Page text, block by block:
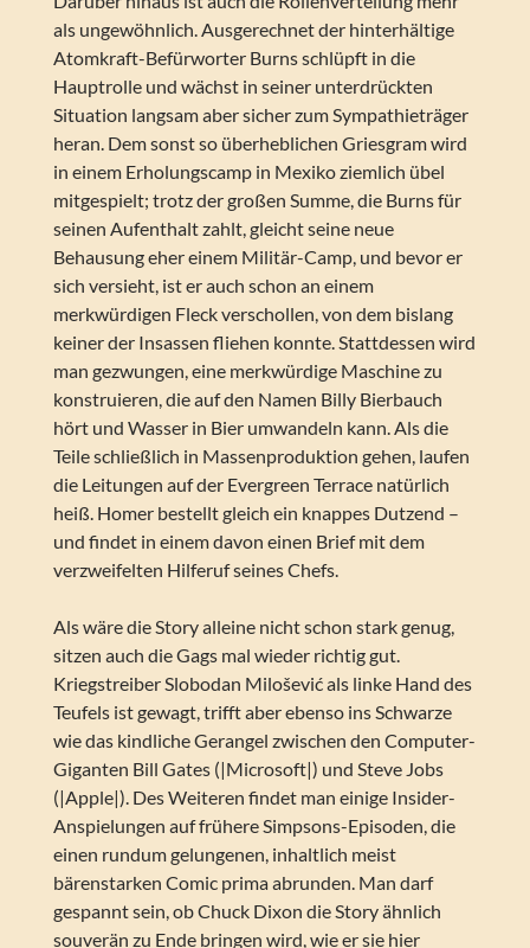
als ungewöhnlich. Ausgerechnet der hinterhältige
Atomkraft-Befürworter Burns schlüpft in die
Hauptrolle und wächst in seiner unterdrückten
Situation langsam aber sicher zum Sympathieträger
heran. Dem sonst so überheblichen Griesgram wird
in einem Erholungscamp in Mexiko ziemlich übel
mitgespielt; trotz der großen Summe, die Burns für
seinen Aufenthalt zahlt, gleicht seine neue
Behausung eher einem Militär-Camp, und bevor er
sich versieht, ist er auch schon an einem
merkwürdigen Fleck verschollen, von dem bislang
keiner der Insassen fliehen konnte. Stattdessen wird
man gezwungen, eine merkwürdige Maschine zu
konstruieren, die auf den Namen Billy Bierbauch
hört und Wasser in Bier umwandeln kann. Als die
Teile schließlich in Massenproduktion gehen, laufen
die Leitungen auf der Evergreen Terrace natürlich
heiß. Homer bestellt gleich ein knappes Dutzend –
und findet in einem davon einen Brief mit dem
verzweifelten Hilferuf seines Chefs.
Als wäre die Story alleine nicht schon stark genug,
sitzen auch die Gags mal wieder richtig gut.
Kriegstreiber Slobodan Milošević als linke Hand des
Teufels ist gewagt, trifft aber ebenso ins Schwarze
wie das kindliche Gerangel zwischen den Computer-
Giganten Bill Gates (|Microsoft|) und Steve Jobs
(|Apple|). Des Weiteren findet man einige Insider-
Anspielungen auf frühere Simpsons-Episoden, die
einen rundum gelungenen, inhaltlich meist
bärenstarken Comic prima abrunden. Man darf
gespannt sein, ob Chuck Dixon die Story ähnlich
souverän zu Ende bringen wird, wie er sie hier